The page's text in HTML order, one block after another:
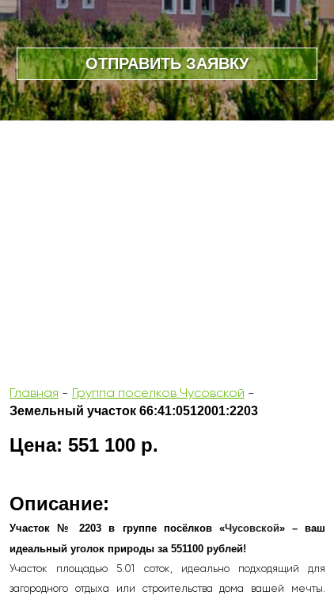
ОТПРАВИТЬ ЗАЯВКУ
Главная - Группа поселков Чусовской -
Земельный участок 66:41:0512001:2203
Цена: 551 100 р.
Описание:
Участок № 2203 в группе посёлков «Чусовской» – ваш
идеальный уголок природы за 551100 рублей!
Участок площадью 5.01 соток, идеально подходящий для
загородного отдыха или строительства дома вашей мечты.